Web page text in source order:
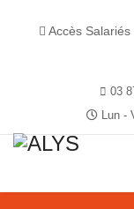
Accès Salariés
03
Lun -